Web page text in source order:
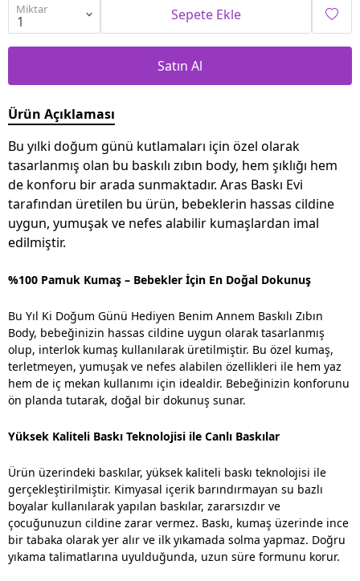
Miktar Sepete Ekle
Satın Al
Ürün Açıklaması
Bu yılki doğum günü kutlamaları için özel olarak
tasarlanmış olan bu baskılı zıbın body, hem şıklığı hem
de konforu bir arada sunmaktadır. Aras Baskı Evi
tarafından üretilen bu ürün, bebeklerin hassas cildine
uygun, yumuşak ve nefes alabilir kumaşlardan imal
edilmiştir.
%100 Pamuk Kumaş – Bebekler İçin En Doğal Dokunuş
Bu Yıl Ki Doğum Günü Hediyen Benim Annem Baskılı Zıbın
Body, bebeğinizin hassas cildine uygun olarak tasarlanmış
olup, interlok kumaş kullanılarak üretilmiştir. Bu özel kumaş,
terletmeyen, yumuşak ve nefes alabilen özellikleri ile hem yaz
hem de iç mekan kullanımı için idealdir. Bebeğinizin konforunu
ön planda tutarak, doğal bir dokunuş sunar.
Yüksek Kaliteli Baskı Teknolojisi ile Canlı Baskılar
Ürün üzerindeki baskılar, yüksek kaliteli baskı teknolojisi ile
gerçekleştirilmiştir. Kimyasal içerik barındırmayan su bazlı
boyalar kullanılarak yapılan baskılar, zararsızdır ve
çocuğunuzun cildine zarar vermez. Baskı, kumaş üzerinde ince
bir tabaka olarak yer alır ve ilk yıkamada solma yapmaz. Doğru
yıkama talimatlarına uyulduğunda, uzun süre formunu korur.